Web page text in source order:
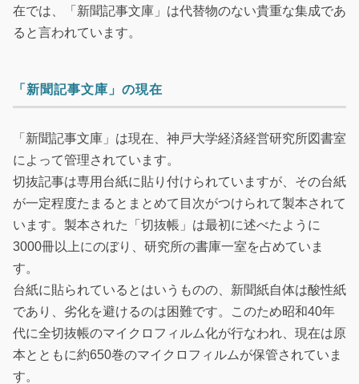
在では、「新聞記事文庫」は代替物のない貴重な集成であ
ると言われています。
「新聞記事文庫」の現在
「新聞記事文庫」は現在、神戸大学経済経営研究所図書室
によって管理されています。
切抜記事は専用台紙に貼り付けられていますが、その台紙
が一定程度たまるとまとめて目次がつけられて製本されて
います。製本された「切抜帳」は最初に述べたように
3000冊以上にのぼり、研究所の書庫一室を占めていま
す。
台紙に貼られているとはいうものの、新聞紙自体は酸性紙
であり、劣化を避けるのは困難です。このため昭和40年
代に全切抜帳のマイクロフィルム化が行なわれ、現在は原
本とともに約650巻のマイクロフィルムが保管されていま
す。